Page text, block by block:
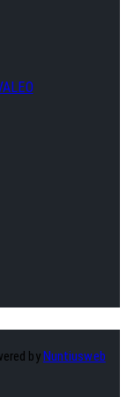
by Nuntiusweb